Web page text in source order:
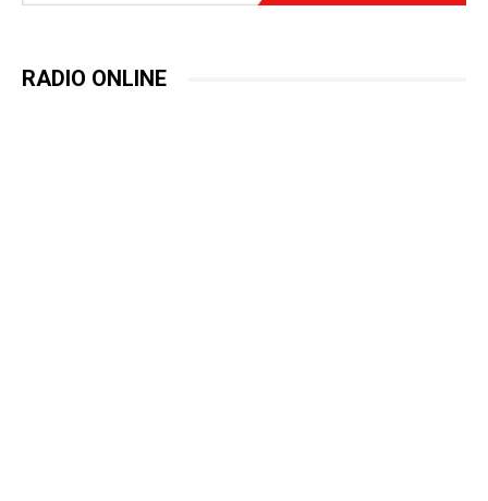
RADIO ONLINE